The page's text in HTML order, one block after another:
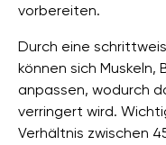
vorbereiten.
Durch eine
können sich Muskeln,
anpassen, wodurch
verringert wird.
Verhältnis zwischen